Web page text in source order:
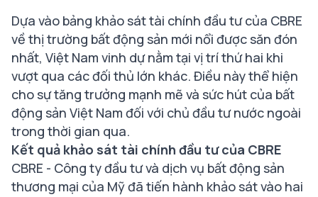
Dựa vào bảng khảo sáttài chính đầu tưcủa CBRE
về thị trường bất động sản mới nổi được săn đón
nhất, Việt Nam vinh dự nằm tại vị trí thứ hai khi
vượt qua các đối thủ lớn khác. Điều này thể hiện
cho sự tăng trưởng mạnh mẽ và sức hút của bất
động sản Việt Nam đối với chủ đầu tư nước ngoài
trong thời gian qua.
Kết quả khảo sát tài chính đầu tư của CBRE
CBRE - Công ty đầu tư và dịch vụ bất động sản
thương mại của Mỹ đã tiến hành khảo sát vào hai